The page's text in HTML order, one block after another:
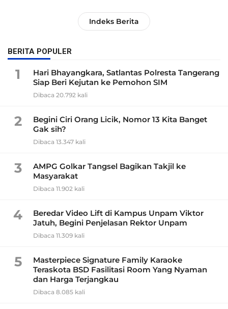
Indeks Berita
BERITA POPULER
1
Hari Bhayangkara, Satlantas Polresta Tangerang
Siap Beri Kejutan ke Pemohon SIM
Dibaca 20.792 kali
2
Begini Ciri Orang Licik, Nomor 13 Kita Banget
Gak sih?
Dibaca 13.347 kali
3
AMPG Golkar Tangsel Bagikan Takjil ke
Masyarakat
Dibaca 11.902 kali
4
Beredar Video Lift di Kampus Unpam Viktor
Jatuh, Begini Penjelasan Rektor Unpam
Dibaca 11.309 kali
5
Masterpiece Signature Family Karaoke
Teraskota BSD Fasilitasi Room Yang Nyaman
dan Harga Terjangkau
Dibaca 8.085 kali